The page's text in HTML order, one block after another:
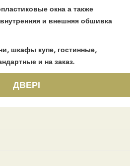
окна а также
и внешняя обшивка
шкафы купе, гостинные,
и на заказ.
ДВЕРІ